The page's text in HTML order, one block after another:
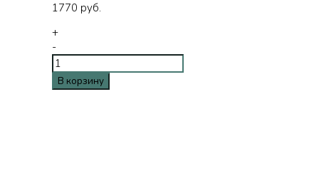
1770 руб.
+
-
В корзину